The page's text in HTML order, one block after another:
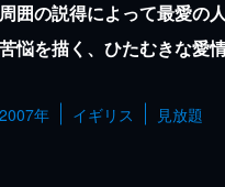
周囲の説得によって最愛の
苦悩を描く、ひたむきな愛
2007年 イギリス 見放題